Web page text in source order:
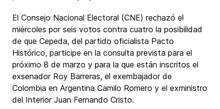
El Consejo Nacional Electoral (CNE) rechazó el
miércoles por seis votos contra cuatro la posibilidad
de que Cepeda, del partido oficialista Pacto
Histórico, participe en la consulta prevista para el
próximo 8 de marzo y para la que están inscritos el
exsenador Roy Barreras, el exembajador de
Colombia en Argentina Camilo Romero y el exministro
del Interior Juan Fernando Cristo.